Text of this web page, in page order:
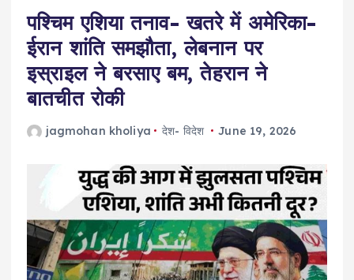
पश्चिम एशिया तनाव- खतरे में अमेरिका-
ईरान शांति समझौता, लेबनान पर
इस्राइल ने बरसाए बम, तेहरान ने
बातचीत रोकी
jagmohan kholiya देश- विदेश June 19, 2026